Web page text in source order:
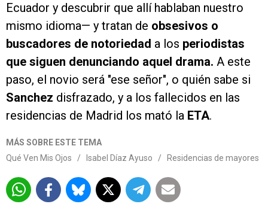
Ecuador y descubrir que allí hablaban nuestro
mismo idioma— y tratan de obsesivos o
buscadores de notoriedad a los periodistas
que siguen denunciando aquel drama. A este
paso, el novio será "ese señor", o quién sabe si
Sanchez disfrazado, y a los fallecidos en las
residencias de Madrid los mató la ETA.
MÁS SOBRE ESTE TEMA
Qué Ven Mis Ojos
/ Isabel Díaz Ayuso / Residencias de mayores